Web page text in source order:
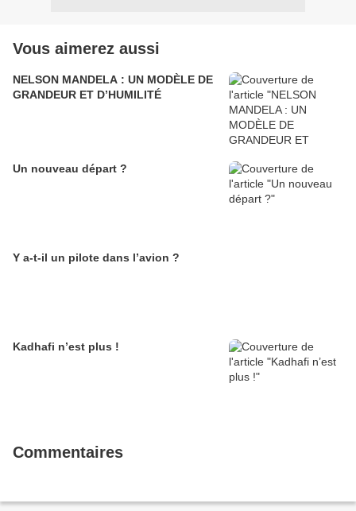
Vous aimerez aussi
NELSON MANDELA : UN MODÈLE DE
GRANDEUR ET D’HUMILITÉ
Un nouveau départ ?
Y a-t-il un pilote dans l’avion ?
Kadhafi n’est plus !
Commentaires